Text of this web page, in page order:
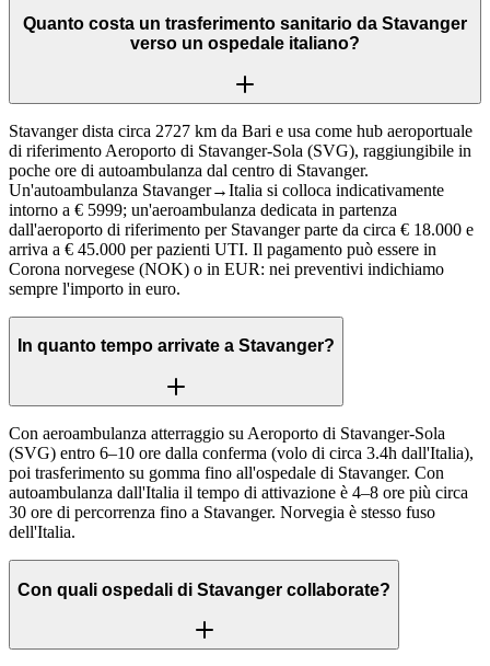
Quanto costa un trasferimento sanitario da Stavanger
verso un ospedale italiano?
Stavanger dista circa 2727 km da Bari e usa come hub aeroportuale
di riferimento Aeroporto di Stavanger-Sola (SVG), raggiungibile in
poche ore di autoambulanza dal centro di Stavanger.
Un'autoambulanza Stavanger→Italia si colloca indicativamente
intorno a € 5999; un'aeroambulanza dedicata in partenza
dall'aeroporto di riferimento per Stavanger parte da circa € 18.000 e
arriva a € 45.000 per pazienti UTI. Il pagamento può essere in
Corona norvegese (NOK) o in EUR: nei preventivi indichiamo
sempre l'importo in euro.
In quanto tempo arrivate a Stavanger?
Con aeroambulanza atterraggio su Aeroporto di Stavanger-Sola
(SVG) entro 6–10 ore dalla conferma (volo di circa 3.4h dall'Italia),
poi trasferimento su gomma fino all'ospedale di Stavanger. Con
autoambulanza dall'Italia il tempo di attivazione è 4–8 ore più circa
30 ore di percorrenza fino a Stavanger. Norvegia è stesso fuso
dell'Italia.
Con quali ospedali di Stavanger collaborate?